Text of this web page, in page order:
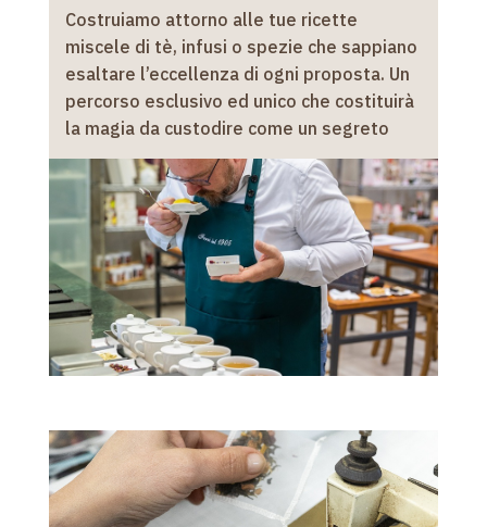
Costruiamo attorno alle tue ricette
miscele di tè, infusi o spezie che sappiano
esaltare l’eccellenza di ogni proposta. Un
percorso esclusivo ed unico che costituirà
la magia da custodire come un segreto